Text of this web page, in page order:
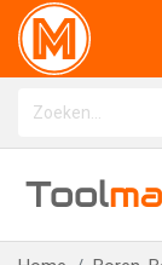
Tool